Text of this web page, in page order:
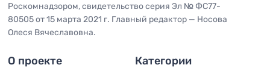
Роскомнадзором, свидетельство серия Эл № ФС77-
80505 от 15 марта 2021 г. Главный редактор — Носова
Олеся Вячеславовна.
О проекте Категории